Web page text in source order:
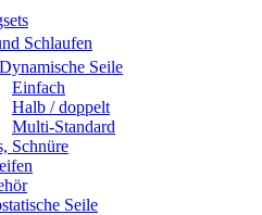
Schlaufen
Dynamische Seile
Einfach
Halb / doppelt
Multi-Standard
Schnüre
Seile